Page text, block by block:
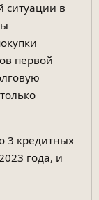
ситуации в
первой
3 кредитных
года, и